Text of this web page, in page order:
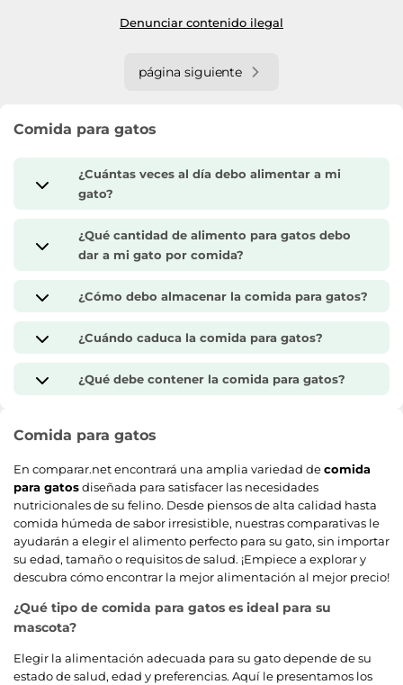
Denunciar contenido ilegal
página siguiente
Comida para gatos
¿Cuántas veces al día debo alimentar a mi
gato?
¿Qué cantidad de alimento para gatos debo
dar a mi gato por comida?
¿Cómo debo almacenar la comida para gatos?
¿Cuándo caduca la comida para gatos?
¿Qué debe contener la comida para gatos?
Comida para gatos
En comparar.net encontrará una amplia variedad decomida
para gatosdiseñada para satisfacer las necesidades
nutricionales de su felino. Desde piensos de alta calidad hasta
comida húmeda de sabor irresistible, nuestras comparativas le
ayudarán a elegir el alimento perfecto para su gato, sin importar
su edad, tamaño o requisitos de salud. ¡Empiece a explorar y
descubra cómo encontrar la mejor alimentación al mejor precio!
¿Qué tipo de comida para gatos es ideal para su
mascota?
Elegir la alimentación adecuada para su gato depende de su
estado de salud, edad y preferencias. Aquí le presentamos los